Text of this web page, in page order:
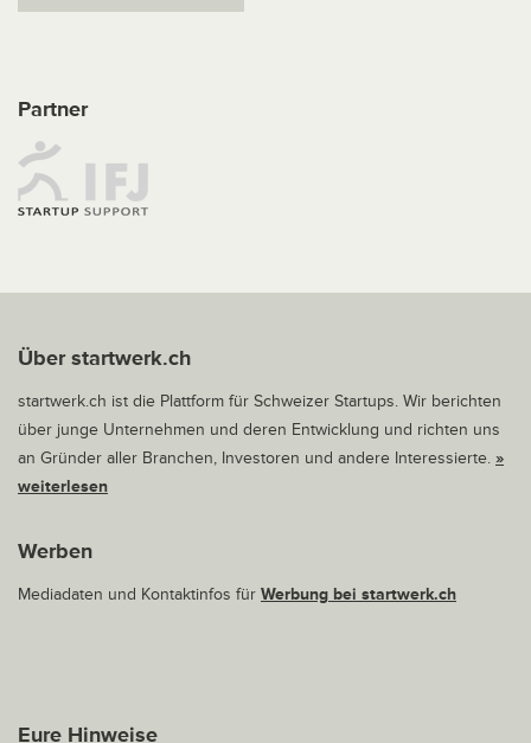
Partner
Über startwerk.ch
startwerk.ch ist die Plattform für Schweizer Startups. Wir berichten
über junge Unternehmen und deren Entwicklung und richten uns
an Gründer aller Branchen, Investoren und andere Interessierte. »
weiterlesen
Werben
Mediadaten und Kontaktinfos für Werbung bei startwerk.ch
Eure Hinweise